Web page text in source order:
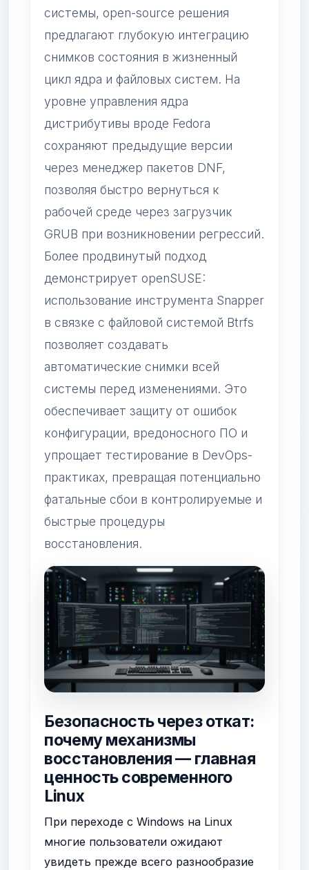
системы, open-source решения
предлагают глубокую интеграцию
снимков состояния в жизненный
цикл ядра и файловых систем. На
уровне управления ядра
дистрибутивы вроде Fedora
сохраняют предыдущие версии
через менеджер пакетов DNF,
позволяя быстро вернуться к
рабочей среде через загрузчик
GRUB при возникновении регрессий.
Более продвинутый подход
демонстрирует openSUSE:
использование инструмента Snapper
в связке с файловой системой Btrfs
позволяет создавать
автоматические снимки всей
системы перед изменениями. Это
обеспечивает защиту от ошибок
конфигурации, вредоносного ПО и
упрощает тестирование в DevOps-
практиках, превращая потенциально
фатальные сбои в контролируемые и
быстрые процедуры
восстановления.
Безопасность через откат:
почему механизмы
восстановления — главная
ценность современного
Linux
При переходе с Windows на Linux
многие пользователи ожидают
увидеть прежде всего разнообразие